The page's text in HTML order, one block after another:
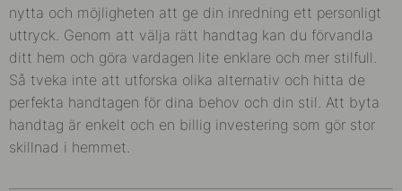
nytta och möjligheten att ge din inredning ett personligt
uttryck. Genom att välja rätt handtag kan du förvandla
ditt hem och göra vardagen lite enklare och mer stilfull.
Så tveka inte att utforska olika alternativ och hitta de
perfekta handtagen för dina behov och din stil. Att byta
handtag är enkelt och en billig investering som gör stor
skillnad i hemmet.